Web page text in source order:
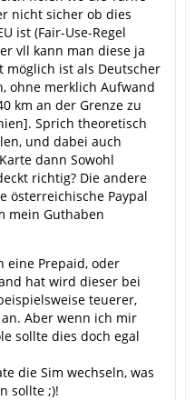
nicht sicher ob dies
ist (Fair-Use-Regel
vll kann man diese ja
möglich ist als Deutscher
ohne merklich Aufwand
km an der Grenze zu
Sprich theoretisch
und dabei auch
dann Sowohl
richtig? Die andere
österreichische Paypal
mein Guthaben
eine Prepaid, oder
hat wird dieser bei
teuerer,
Aber wenn ich mir
sollte dies doch egal
die Sim wechseln, was
sollte ;)!